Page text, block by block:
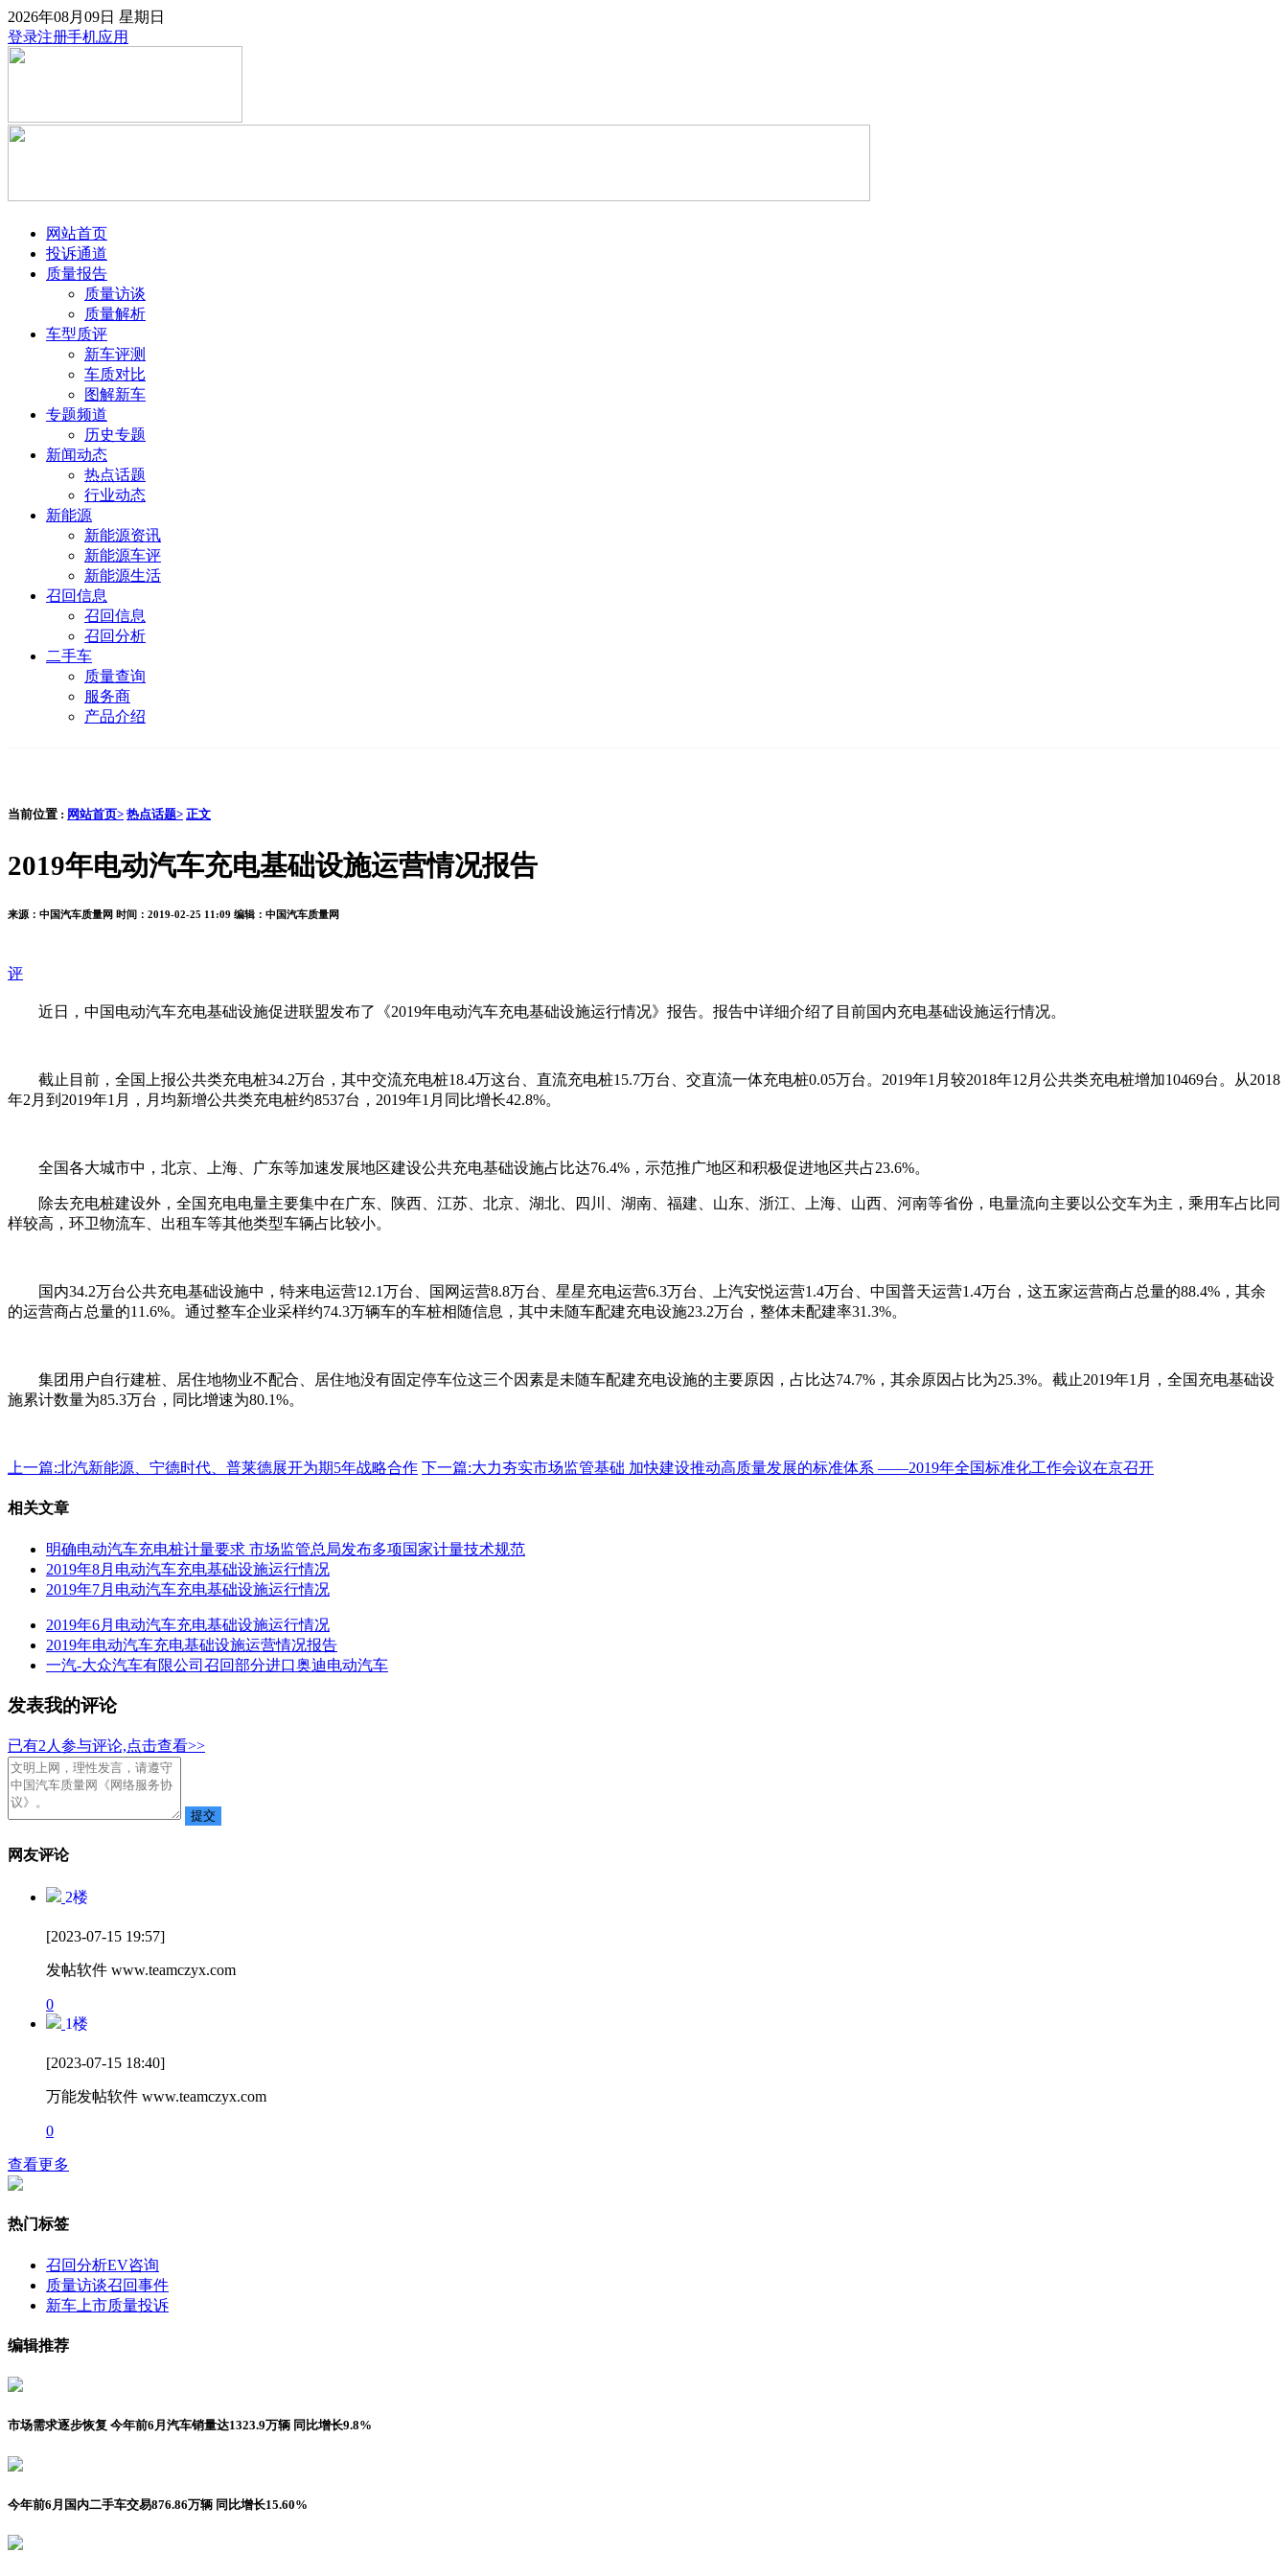
2026年08月09日 星期日
登录注册手机应用
网站首页
投诉通道
质量报告
质量访谈
质量解析
车型质评
新车评测
车质对比
图解新车
专题频道
历史专题
新闻动态
热点话题
行业动态
新能源
新能源资讯
新能源车评
新能源生活
召回信息
召回信息
召回分析
二手车
质量查询
服务商
产品介绍
当前位置 : 网站首页> 热点话题> 正文
2019年电动汽车充电基础设施运营情况报告
来源：中国汽车质量网 时间：2019-02-25 11:09 编辑：中国汽车质量网
评
近日，中国电动汽车充电基础设施促进联盟发布了《2019年电动汽车充电基础设施运行情况》报告。报告中详细介绍了目前国内充电基础设施运行情况。
截止目前，全国上报公共类充电桩34.2万台，其中交流充电桩18.4万这台、直流充电桩15.7万台、交直流一体充电桩0.05万台。2019年1月较2018年12月公共类充电桩增加10469台。从2018
年2月到2019年1月，月均新增公共类充电桩约8537台，2019年1月同比增长42.8%。
全国各大城市中，北京、上海、广东等加速发展地区建设公共充电基础设施占比达76.4%，示范推广地区和积极促进地区共占23.6%。
除去充电桩建设外，全国充电电量主要集中在广东、陕西、江苏、北京、湖北、四川、湖南、福建、山东、浙江、上海、山西、河南等省份，电量流向主要以公交车为主，乘用车占比同
样较高，环卫物流车、出租车等其他类型车辆占比较小。
国内34.2万台公共充电基础设施中，特来电运营12.1万台、国网运营8.8万台、星星充电运营6.3万台、上汽安悦运营1.4万台、中国普天运营1.4万台，这五家运营商占总量的88.4%，其余
的运营商占总量的11.6%。通过整车企业采样约74.3万辆车的车桩相随信息，其中未随车配建充电设施23.2万台，整体未配建率31.3%。
集团用户自行建桩、居住地物业不配合、居住地没有固定停车位这三个因素是未随车配建充电设施的主要原因，占比达74.7%，其余原因占比为25.3%。截止2019年1月，全国充电基础设
施累计数量为85.3万台，同比增速为80.1%。
上一篇:北汽新能源、宁德时代、普莱德展开为期5年战略合作 下一篇:大力夯实市场监管基础 加快建设推动高质量发展的标准体系 ——2019年全国标准化工作会议在京召开
相关文章
明确电动汽车充电桩计量要求 市场监管总局发布多项国家计量技术规范
2019年8月电动汽车充电基础设施运行情况
2019年7月电动汽车充电基础设施运行情况
2019年6月电动汽车充电基础设施运行情况
2019年电动汽车充电基础设施运营情况报告
一汽-大众汽车有限公司召回部分进口奥迪电动汽车
发表我的评论
已有2 人参与评论,点击查看>>
网友评论
2楼
[2023-07-15 19:57]
发帖软件 www.teamczyx.com
0
1楼
[2023-07-15 18:40]
万能发帖软件 www.teamczyx.com
0
查看更多
热门标签
召回分析EV咨询
质量访谈召回事件
新车上市质量投诉
编辑推荐
市场需求逐步恢复 今年前6月汽车销量达1323.9万辆 同比增长9.8%
今年前6月国内二手车交易876.86万辆 同比增长15.60%